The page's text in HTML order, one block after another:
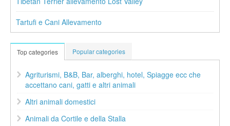
Tartufi e Cani Allevamento
Top categories Popular categories
Agriturismi, B&B, Bar, alberghi, hotel, Spiagge ecc che
accettano cani, gatti e altri animali
Altri animali domestici
Animali da Cortile e della Stalla